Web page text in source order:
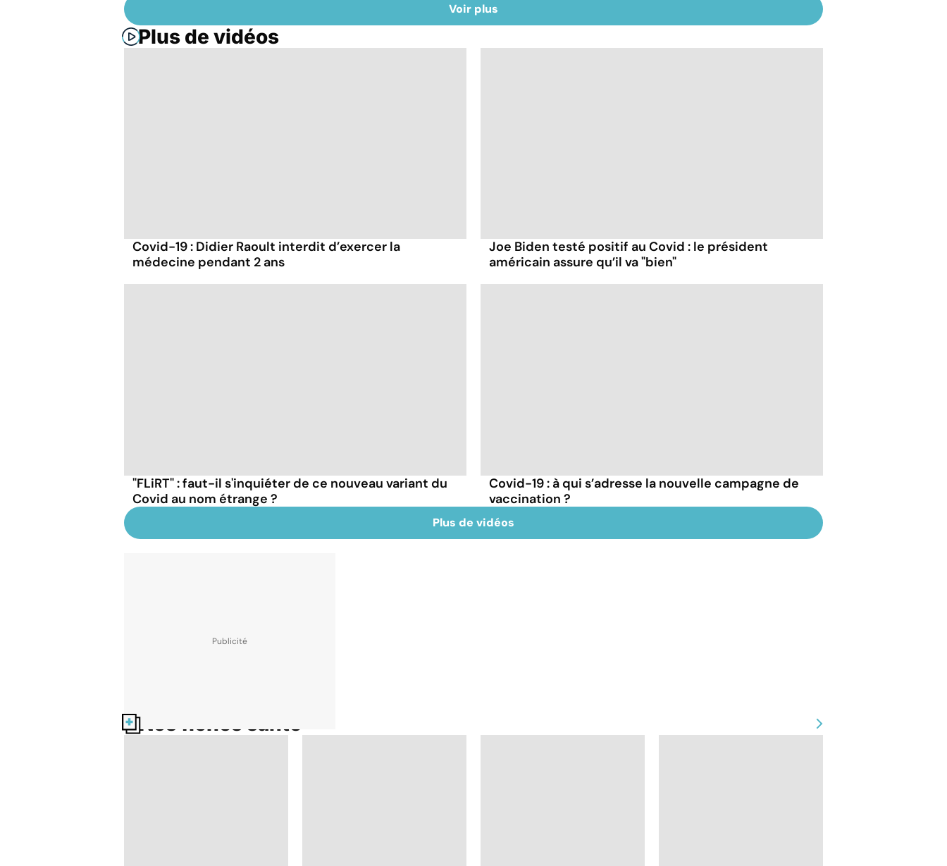
Voir plus
Plus de vidéos
Covid-19 : Didier Raoult interdit d’exercer la
médecine pendant 2 ans
Joe Biden testé positif au Covid : le président
américain assure qu’il va "bien"
"FLiRT" : faut-il s'inquiéter de ce nouveau variant du
Covid au nom étrange ?
Covid-19 : à qui s’adresse la nouvelle campagne de
vaccination ?
Plus de vidéos
Nos fiches santé